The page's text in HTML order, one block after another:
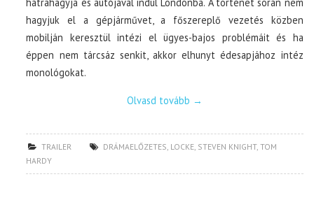
hátrahagyja és autójával indul Londonba. A történet során nem
hagyjuk el a gépjárművet, a főszereplő vezetés közben
mobilján keresztül intézi el ügyes-bajos problémáit és ha
éppen nem tárcsáz senkit, akkor elhunyt édesapjához intéz
monológokat.
Olvasd tovább →
TRAILER DRÁMAELŐZETES, LOCKE, STEVEN KNIGHT,TOM
HARDY